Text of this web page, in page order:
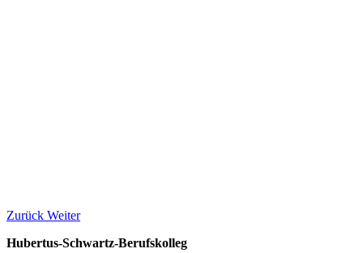
Zurück Weiter
Hubertus-Schwartz-Berufskolleg